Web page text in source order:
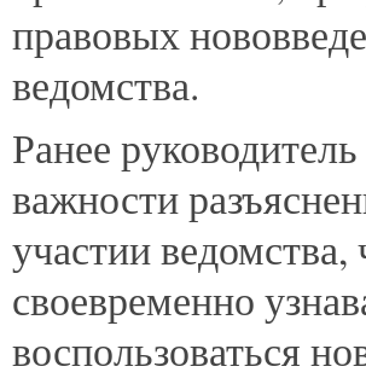
правовых
ведомства.
Ранее
важности
участии
своевременно
воспользоваться